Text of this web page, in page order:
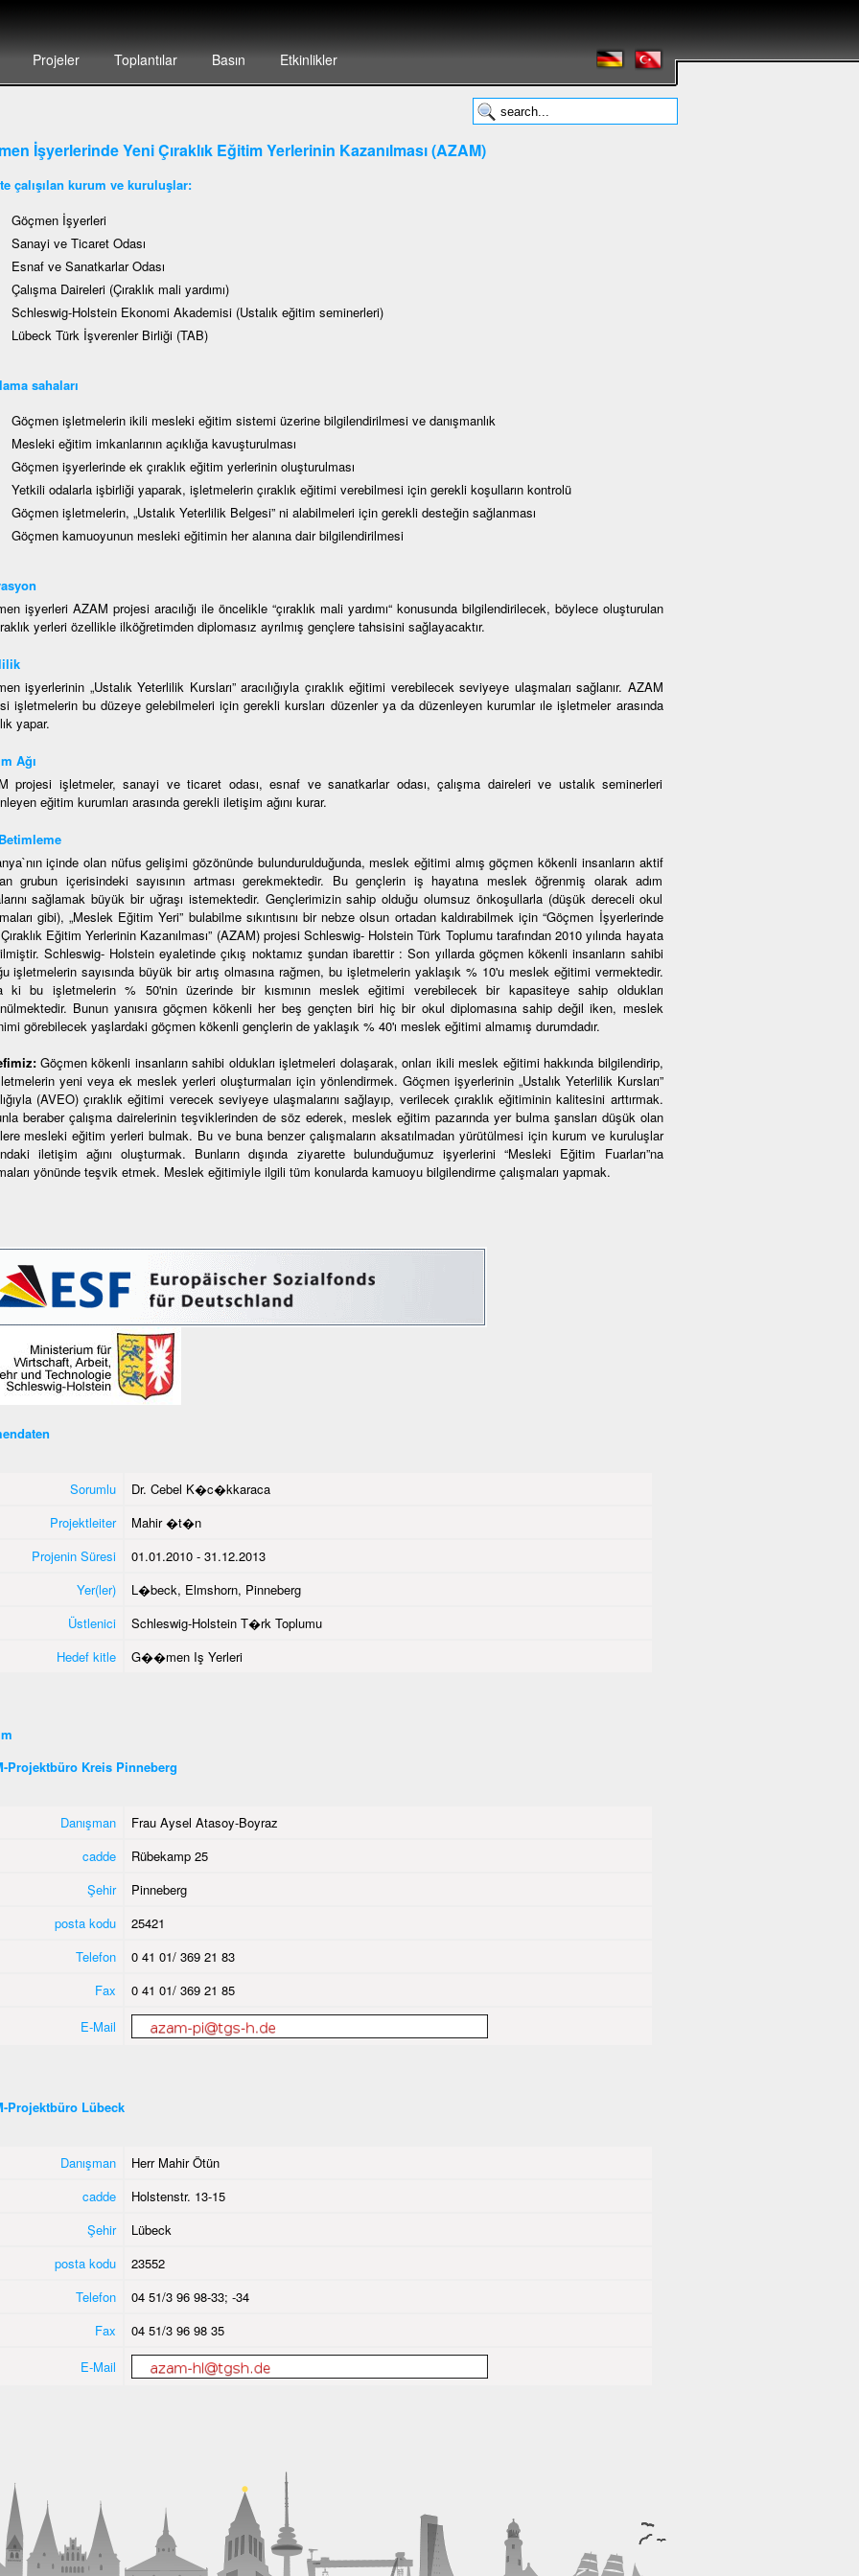
Projeler Toplantılar Basın Etkinlikler
İşyerlerinde Yeni Çıraklık Eğitim Yerlerinin Kazanılması (AZAM)
çalışılan kurum ve kuruluşlar:
Göçmen İşyerleri
Sanayi ve Ticaret Odası
Esnaf ve Sanatkarlar Odası
Çalışma Daireleri (Çıraklık mali yardımı)
Schleswig-Holstein Ekonomi Akademisi (Ustalık eğitim seminerleri)
Lübeck Türk İşverenler Birliği (TAB)
sahaları
Göçmen işletmelerin ikili mesleki eğitim sistemi üzerine bilgilendirilmesi ve danışmanlık
Mesleki eğitim imkanlarının açıklığa kavuşturulması
Göçmen işyerlerinde ek çıraklık eğitim yerlerinin oluşturulması
Yetkili odalarla işbirliği yaparak, işletmelerin çıraklık eğitimi verebilmesi için gerekli koşulların kontrolü
Göçmen işletmelerin, „Ustalık Yeterlilik Belgesi” ni alabilmeleri için gerekli desteğin sağlanması
Göçmen kamuoyunun mesleki eğitimin her alanına dair bilgilendirilmesi
işyerleri AZAM projesi aracılığı ile öncelikle “çıraklık mali yardımı“ konusunda bilgilendirilecek, böylece oluşturulan
yerleri özellikle ilköğretimden diplomasız ayrılmış gençlere tahsisini sağlayacaktır.
işyerlerinin „Ustalık Yeterlilik Kursları” aracılığıyla çıraklık eğitimi verebilecek seviyeye ulaşmaları sağlanır. AZAM
işletmelerin bu düzeye gelebilmeleri için gerekli kursları düzenler ya da düzenleyen kurumlar ıle işletmeler arasında
yapar.
Ağı
projesi işletmeler, sanayi ve ticaret odası, esnaf ve sanatkarlar odası, çalışma daireleri ve ustalık seminerleri
eğitim kurumları arasında gerekli iletişim ağını kurar.
içinde olan nüfus gelişimi gözönünde bulundurulduğunda, meslek eğitimi almış göçmen kökenli insanların aktif
grubun içerisindeki sayısının artması gerekmektedir. Bu gençlerin iş hayatına meslek öğrenmiş olarak adım
sağlamak büyük bir uğraşı istemektedir. Gençlerimizin sahip olduğu olumsuz önkoşullarla (düşük dereceli okul
gibi), „Meslek Eğitim Yeri” bulabilme sıkıntısını bir nebze olsun ortadan kaldırabilmek için “Göçmen İşyerlerinde
Eğitim Yerlerinin Kazanılması” (AZAM) projesi Schleswig- Holstein Türk Toplumu tarafından 2010 yılında hayata
Schleswig- Holstein eyaletinde çıkış noktamız şundan ibarettir : Son yıllarda göçmen kökenli insanların sahibi
işletmelerin sayısında büyük bir artış olmasına rağmen, bu işletmelerin yaklaşık % 10'u meslek eğitimi vermektedir.
ki bu işletmelerin % 50'nin üzerinde bir kısmının meslek eğitimi verebilecek bir kapasiteye sahip oldukları
Bunun yanısıra göçmen kökenli her beş gençten biri hiç bir okul diplomasına sahip değil iken, meslek
görebilecek yaşlardaki göçmen kökenli gençlerin de yaklaşık % 40'ı meslek eğitimi almamış durumdadır.
Göçmen kökenli insanların sahibi oldukları işletmeleri dolaşarak, onları ikili meslek eğitimi hakkında bilgilendirip,
yeni veya ek meslek yerleri oluşturmaları için yönlendirmek. Göçmen işyerlerinin „Ustalık Yeterlilik Kursları”
(AVEO) çıraklık eğitimi verecek seviyeye ulaşmalarını sağlayıp, verilecek çıraklık eğitiminin kalitesini arttırmak.
beraber çalışma dairelerinin teşviklerinden de söz ederek, meslek eğitim pazarında yer bulma şansları düşük olan
mesleki eğitim yerleri bulmak. Bu ve buna benzer çalışmaların aksatılmadan yürütülmesi için kurum ve kuruluşlar
iletişim ağını oluşturmak. Bunların dışında ziyarette bulunduğumuz işyerlerini “Mesleki Eğitim Fuarları”na
yönünde teşvik etmek. Meslek eğitimiyle ilgili tüm konularda kamuoyu bilgilendirme çalışmaları yapmak.
Sorumlu
Dr. Cebel K�c�kkaraca
Projektleiter
Mahir �t�n
Projenin Süresi
01.01.2010 - 31.12.2013
Yer(ler)
L�beck, Elmshorn, Pinneberg
Üstlenici
Schleswig-Holstein T�rk Toplumu
Hedef kitle
G��men Iş Yerleri
Projektbüro Kreis Pinneberg
Danışman
Frau Aysel Atasoy-Boyraz
cadde
Rübekamp 25
Şehir
Pinneberg
posta kodu
25421
Telefon
0 41 01/ 369 21 83
Fax
0 41 01/ 369 21 85
E-Mail
Projektbüro Lübeck
Danışman
Herr Mahir Ötün
cadde
Holstenstr. 13-15
Şehir
Lübeck
posta kodu
23552
Telefon
04 51/3 96 98-33; -34
Fax
04 51/3 96 98 35
E-Mail